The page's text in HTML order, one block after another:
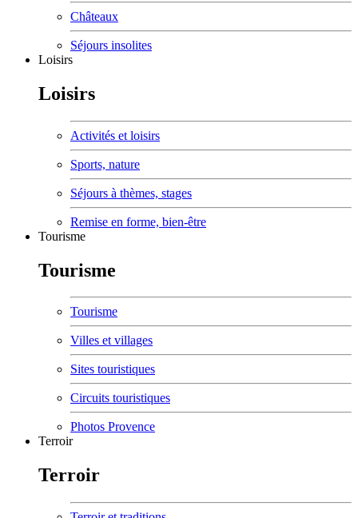
Châteaux
Séjours insolites
Loisirs
Loisirs
Activités et loisirs
Sports, nature
Séjours à thèmes, stages
Remise en forme, bien-être
Tourisme
Tourisme
Tourisme
Villes et villages
Sites touristiques
Circuits touristiques
Photos Provence
Terroir
Terroir